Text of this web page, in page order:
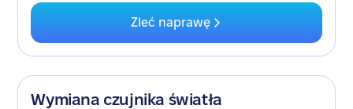
Zleć naprawę
Wymiana czujnika światła